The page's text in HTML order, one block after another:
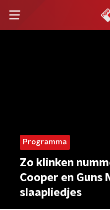
Programma
Zo klinken
Cooper en Guns
slaapliedjes